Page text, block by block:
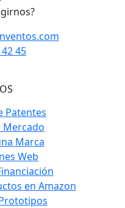
45
Patentes
Mercado
Marca
Web
en Amazon